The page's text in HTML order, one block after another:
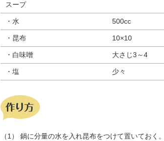
スープ
・水 500cc
・昆布 10×10
・白味噌 大さじ3～4
・塩 少々
（1） 鍋に分量の水を入れ昆布をつけて置いておく。